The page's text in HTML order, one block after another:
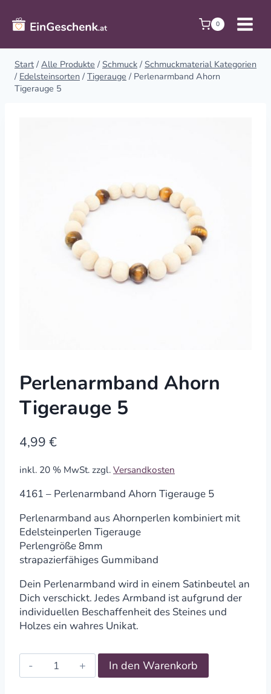
Inhalt
springen
0
Start / Alle Produkte / Schmuck / Schmuckmaterial Kategorien
/ Edelsteinsorten / Tigerauge / Perlenarmband Ahorn
Tigerauge 5
Perlenarmband Ahorn
Tigerauge 5
4,99 €
inkl. 20 % MwSt. zzgl. Versandkosten
4161 – Perlenarmband Ahorn Tigerauge 5
Perlenarmband aus Ahornperlen kombiniert mit
Edelsteinperlen Tigerauge
Perlengröße 8mm
strapazierfähiges Gummiband
Dein Perlenarmband wird in einem Satinbeutel an
Dich verschickt. Jedes Armband ist aufgrund der
individuellen Beschaffenheit des Steines und
Holzes ein wahres Unikat.
Perlenarmband
Ahorn
In den Warenkorb